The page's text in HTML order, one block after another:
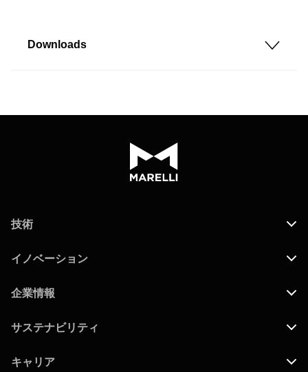
Downloads
技術
イノベーション
企業情報
サステナビリティ
キャリア